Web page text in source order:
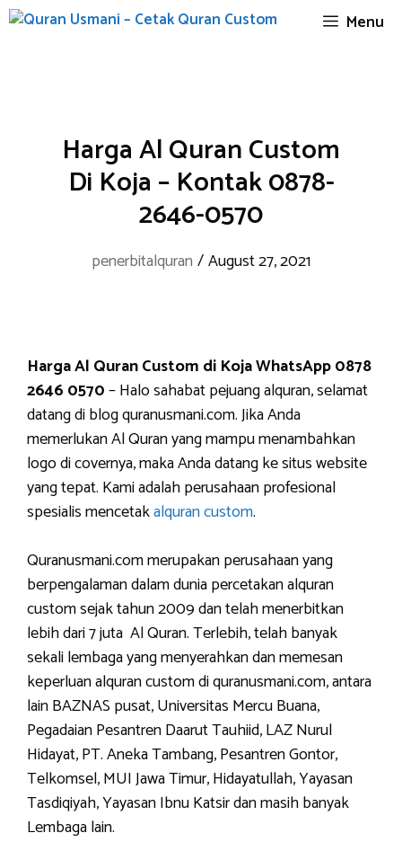
Skip
Menu
Harga Al Quran Custom
Di Koja – Kontak 0878-
2646-0570
penerbitalquran /August 27, 2021
Harga Al Quran Custom di Koja WhatsApp 0878
2646 0570– Halo sahabat pejuang alquran, selamat
datang di blog quranusmani.com. Jika Anda
memerlukan Al Quran yang mampu menambahkan
logo di covernya, maka Anda datang ke situs website
yang tepat. Kami adalah perusahaan profesional
spesialis mencetakalquran custom.
Quranusmani.com merupakan perusahaan yang
berpengalaman dalam dunia percetakan alquran
custom sejak tahun 2009 dan telah menerbitkan
lebih dari 7 juta Al Quran. Terlebih, telah banyak
sekali lembaga yang menyerahkan dan memesan
keperluan alquran custom di quranusmani.com, antara
lain BAZNAS pusat, Universitas Mercu Buana,
Pegadaian Pesantren Daarut Tauhiid, LAZ Nurul
Hidayat, PT. Aneka Tambang, Pesantren Gontor,
Telkomsel, MUI Jawa Timur, Hidayatullah, Yayasan
Tasdiqiyah, Yayasan Ibnu Katsir dan masih banyak
Lembaga lain.